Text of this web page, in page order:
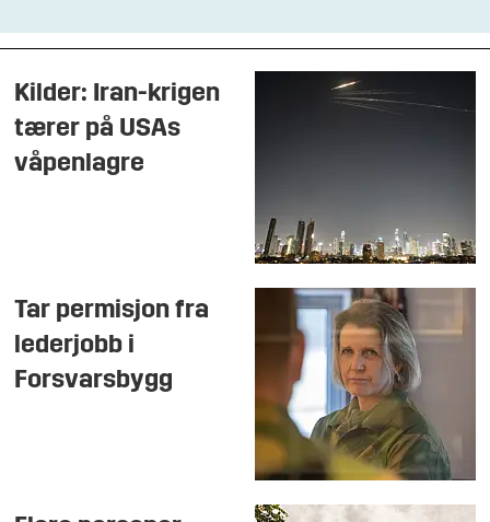
Kilder: Iran-krigen
tærer på USAs
våpenlagre
Tar permisjon fra
lederjobb i
Forsvarsbygg